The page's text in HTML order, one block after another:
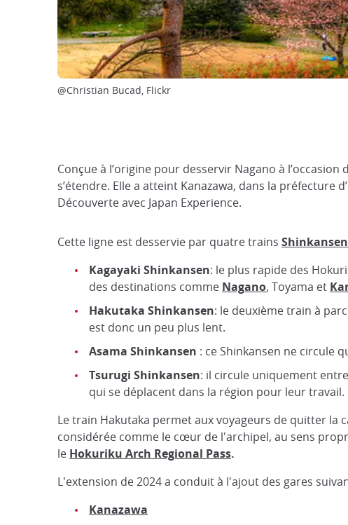
@Christian Bucad, Flickr
Conçue à l’origine pour desservir Nagano à
s’étendre. Elle a atteint Kanazawa, dans la préfecture
Découverte avec Japan Experience.
Cette ligne est desservie par quatre trains Shinkansen
Kagayaki Shinkansen: le plus rapide des
des destinations comme Nagano, Toyama et
Hakutaka Shinkansen: le deuxième train à
est donc un peu plus lent.
Asama Shinkansen : ce Shinkansen ne circule
Tsurugi Shinkansen: il circule uniquement
qui se déplacent dans la région pour leur travail.
Le train Hakutaka permet aux voyageurs de quitter la
considérée comme le cœur de l'archipel, au sens
le Hokuriku Arch Regional Pass.
L'extension de 2024 a conduit à l'ajout des gares
Kanazawa